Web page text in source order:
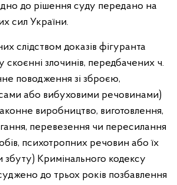
до рішення суду передано на
сил України.
слідством доказів фігуранта
злочинів, передбачених ч.
поводження зі зброєю,
або вибуховими речовинами)
виробництво, виготовлення,
перевезення чи пересилання
психотропних речовин або їх
збуту) Кримінального кодексу
до трьох років позбавлення